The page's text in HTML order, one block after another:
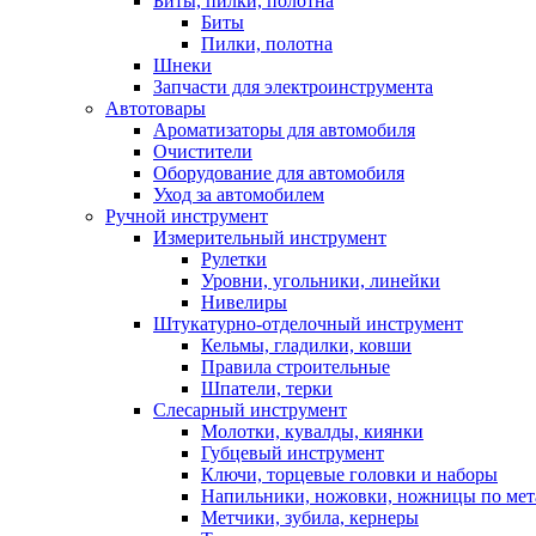
Биты
Пилки, полотна
Шнеки
Запчасти для электроинструмента
Автотовары
Ароматизаторы для автомобиля
Очистители
Оборудование для автомобиля
Уход за автомобилем
Ручной инструмент
Измерительный инструмент
Рулетки
Уровни, угольники, линейки
Нивелиры
Штукатурно-отделочный инструмент
Кельмы, гладилки, ковши
Правила строительные
Шпатели, терки
Слесарный инструмент
Молотки, кувалды, киянки
Губцевый инструмент
Ключи, торцевые головки и наборы
Напильники, ножовки, ножницы по
Метчики, зубила, кернеры